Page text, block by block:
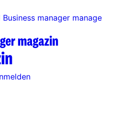
Business manager manage